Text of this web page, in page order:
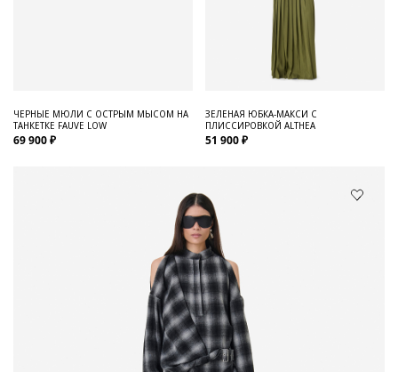
ЧЕРНЫЕ МЮЛИ С ОСТРЫМ МЫСОМ НА
ТАНКЕТКЕ FAUVE LOW
69 900 ₽
ЗЕЛЕНАЯ ЮБКА-МАКСИ С
ПЛИССИРОВКОЙ ALTHEA
51 900 ₽